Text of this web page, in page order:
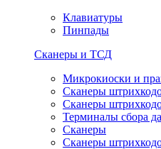
Клавиатуры
Пинпады
Сканеры и ТСД
Микрокиоски и
Сканеры
Сканеры
Терминалы сбора
Сканеры
Сканеры